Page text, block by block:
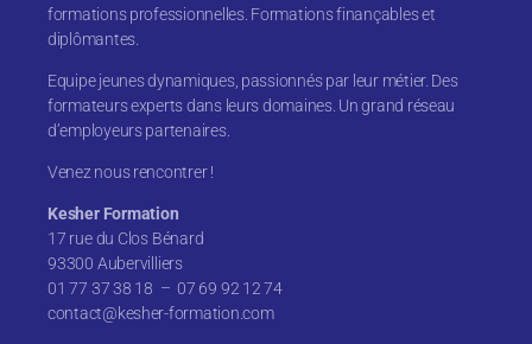
formations professionnelles. Formations finançables et
diplômantes.
Equipe jeunes dynamiques, passionnés par leur métier. Des
formateurs experts dans leurs domaines. Un grand réseau
d’employeurs partenaires.
Venez nous rencontrer !
Kesher Formation
17 rue du Clos Bénard
93300 Aubervilliers
01 77 37 38 18 – 07 69 92 12 74
contact@kesher-formation.com